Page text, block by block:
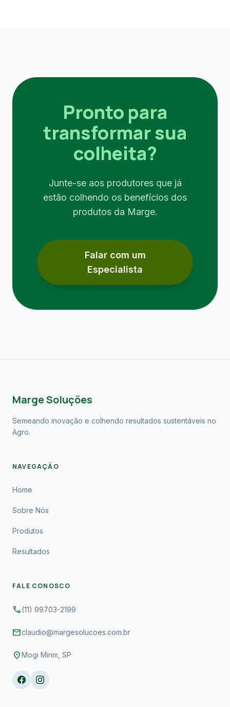
Pronto para
transformar sua
colheita?
Junte-se aos produtores que já
estão colhendo os benefícios dos
produtos da Marge.
Falar com um
Especialista
Marge Soluções
Semeando inovação e colhendo resultados sustentáveis no
Agro.
NAVEGAÇÃO
Home
Sobre Nós
Produtos
Resultados
FALE CONOSCO
phone(11) 99703-2199
mailclaudio@margesolucoes.com.br
location_onMogi Mirim, SP